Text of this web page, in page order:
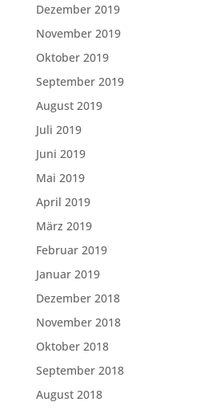
Dezember 2019
November 2019
Oktober 2019
September 2019
August 2019
Juli 2019
Juni 2019
Mai 2019
April 2019
März 2019
Februar 2019
Januar 2019
Dezember 2018
November 2018
Oktober 2018
September 2018
August 2018